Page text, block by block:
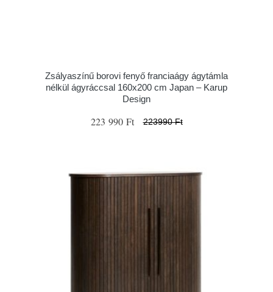
Zsályaszínű borovi fenyő franciaágy ágytámla
nélkül ágyráccsal 160x200 cm Japan – Karup
Design
223 990 Ft 223990 Ft